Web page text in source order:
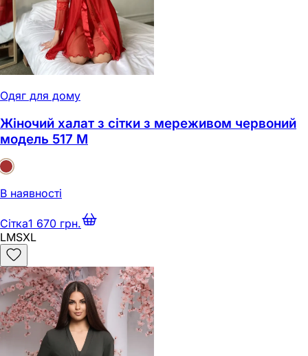
Одяг для дому
Жіночий халат з сітки з мереживом червоний
модель 517 M
В наявності
Сітка1 670 грн.
LMSXL